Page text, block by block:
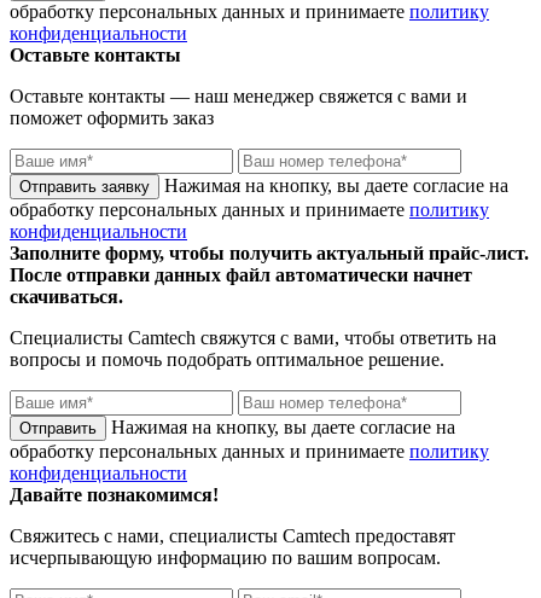
обработку персональных данных и принимаете политику
конфиденциальности
Оставьте контакты
Оставьте контакты — наш менеджер свяжется с вами и
поможет оформить заказ
Нажимая на кнопку, вы даете согласие на
обработку персональных данных и принимаете политику
конфиденциальности
Заполните форму, чтобы получить актуальный прайс-лист.
После отправки данных файл автоматически начнет
скачиваться.
Специалисты Camtech свяжутся с вами, чтобы ответить на
вопросы и помочь подобрать оптимальное решение.
Нажимая на кнопку, вы даете согласие на
обработку персональных данных и принимаете политику
конфиденциальности
Давайте познакомимся!
Свяжитесь с нами, специалисты Camtech предоставят
исчерпывающую информацию по вашим вопросам.